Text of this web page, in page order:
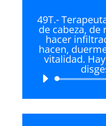
49T.-
de cabeza,
hacer
hacen,
vitalidad.